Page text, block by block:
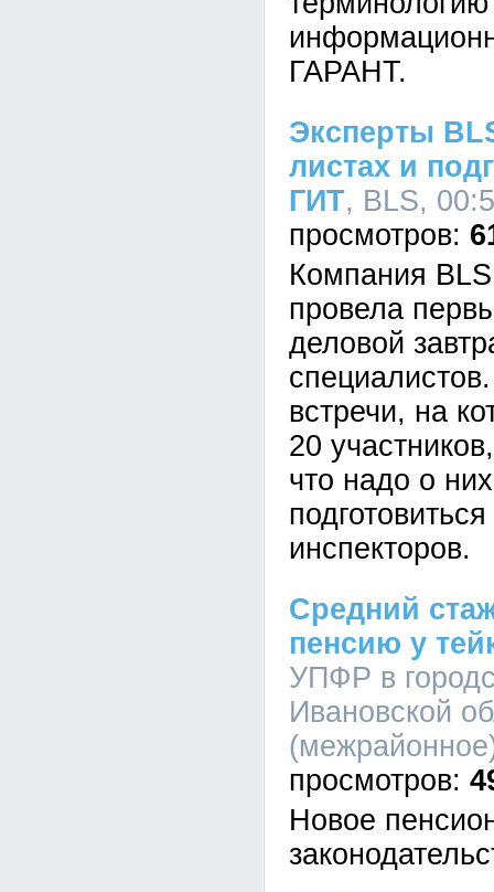
ГАРАНТ.
Эксперты
листах и
ГИТ, BLS,
Компания
провела
деловой
встречи, на
20
что надо о
инспекторов.
Средний
пенсию у
УПФР в
Ивановской
Новое